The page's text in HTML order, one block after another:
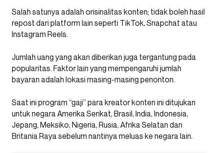
Salah satunya adalah orisinalitas konten; tidak boleh hasil
repost dari platform lain seperti TikTok, Snapchat atau
Instagram Reels.
Jumlah uang yang akan diberikan juga tergantung pada
popularitas. Faktor lain yang mempengaruhi jumlah
bayaran adalah lokasi masing-masing penonton.
Saat ini program “gaji” para kreator konten ini ditujukan
untuk negara Amerika Serikat, Brasil, India, Indonesia,
Jepang, Meksiko, Nigeria, Rusia, Afrika Selatan dan
Britania Raya sebelum nantinya meluas ke negara lain.